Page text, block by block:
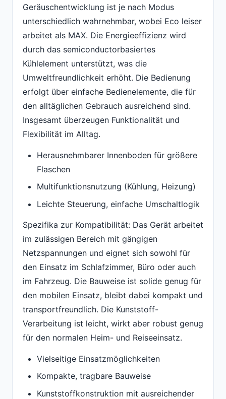
Geräuschentwicklung ist je nach Modus
unterschiedlich wahrnehmbar, wobei Eco leiser
arbeitet als MAX. Die Energieeffizienz wird
durch das semiconductorbasiertes
Kühlelement unterstützt, was die
Umweltfreundlichkeit erhöht. Die Bedienung
erfolgt über einfache Bedienelemente, die für
den alltäglichen Gebrauch ausreichend sind.
Insgesamt überzeugen Funktionalität und
Flexibilität im Alltag.
Herausnehmbarer Innenboden für größere
Flaschen
Multifunktionsnutzung (Kühlung, Heizung)
Leichte Steuerung, einfache Umschaltlogik
Spezifika zur Kompatibilität: Das Gerät arbeitet
im zulässigen Bereich mit gängigen
Netzspannungen und eignet sich sowohl für
den Einsatz im Schlafzimmer, Büro oder auch
im Fahrzeug. Die Bauweise ist solide genug für
den mobilen Einsatz, bleibt dabei kompakt und
transportfreundlich. Die Kunststoff-
Verarbeitung ist leicht, wirkt aber robust genug
für den normalen Heim- und Reiseeinsatz.
Vielseitige Einsatzmöglichkeiten
Kompakte, tragbare Bauweise
Kunststoffkonstruktion mit ausreichender